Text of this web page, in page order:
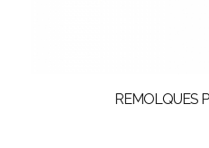
REMOLQUES